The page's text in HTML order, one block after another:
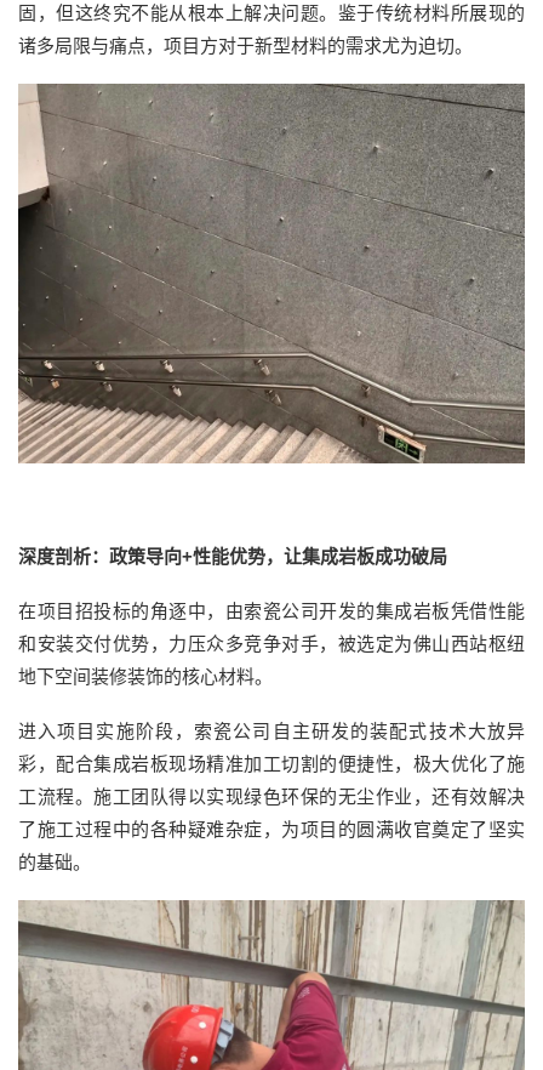
固，但这终究不能从根本上解决问题。鉴于传统材料所展现的
诸多局限与痛点，项目方对于新型材料的需求尤为迫切。
深度剖析：政策导向+性能优势，让集成岩板成功破局
在项目招投标的角逐中，由索瓷公司开发的集成岩板凭借性能
和安装交付优势，力压众多竞争对手，被选定为佛山西站枢纽
地下空间装修装饰的核心材料。
进入项目实施阶段，索瓷公司自主研发的装配式技术大放异
彩，配合集成岩板现场精准加工切割的便捷性，极大优化了施
工流程。施工团队得以实现绿色环保的无尘作业，还有效解决
了施工过程中的各种疑难杂症，为项目的圆满收官奠定了坚实
的基础。